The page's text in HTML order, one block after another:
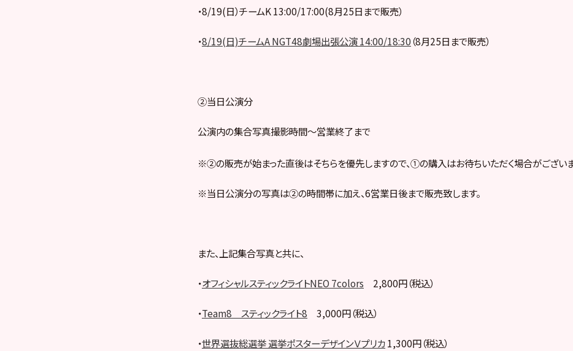
・8/19(日）チームK 13:00/17:00(8月25日まで販売）
・8/19(日)チームA NGT48劇場出張公演 14:00/18:30 （8月25日まで販売）
②当日公演分
公演内の集合写真撮影時間～営業終了まで
※②の販売が始まった直後はそちらを優先しますので、①の購入はお待ちいただく場合がございま
※当日公演分の写真は②の時間帯に加え、6営業日後まで販売致します。
また、上記集合写真と共に、
・オフィシャルスティックライトNEO 7colors 2,800円（税込）
・Team8 スティックライト8 3,000円（税込）
・世界選抜総選挙 選挙ポスターデザインＶプリカ1,300円（税込）